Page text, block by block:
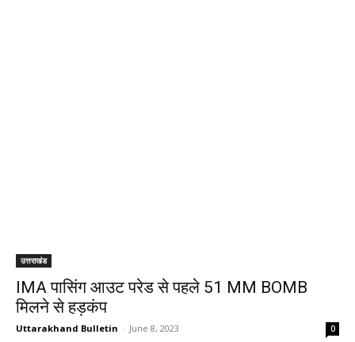
उत्तराखंड
IMA पासिंग आउट परेड से पहले 51 MM BOMB
मिलने से हड़कंप
Uttarakhand Bulletin - June 8, 2023 0